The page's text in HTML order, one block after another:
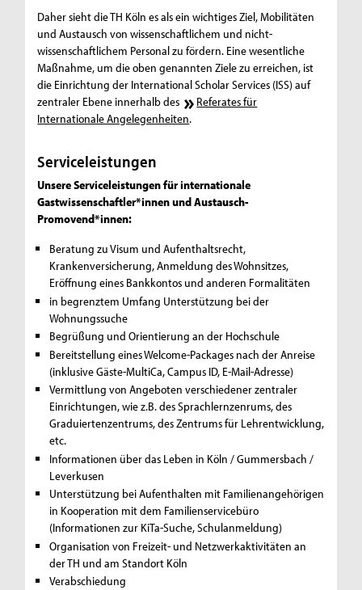
Daher sieht die TH Köln es als ein wichtiges Ziel, Mobilitäten
und Austausch von wissenschaftlichem und nicht-
wissenschaftlichem Personal zu fördern. Eine wesentliche
Maßnahme, um die oben genannten Ziele zu erreichen, ist
die Einrichtung der International Scholar Services (ISS) auf
zentraler Ebene innerhalb des
Referates für
Internationale Angelegenheiten.
Serviceleistungen
Unsere Serviceleistungen für internationale
Gastwissenschaftler*innen und Austausch-
Promovend*innen:
Beratung zu Visum und Aufenthaltsrecht,
Krankenversicherung, Anmeldung des Wohnsitzes,
Eröffnung eines Bankkontos und anderen Formalitäten
in begrenztem Umfang Unterstützung bei der
Wohnungssuche
Begrüßung und Orientierung an der Hochschule
Bereitstellung eines Welcome-Packages nach der Anreise
(inklusive Gäste-MultiCa, Campus ID, E-Mail-Adresse)
Vermittlung von Angeboten verschiedener zentraler
Einrichtungen, wie z.B. des Sprachlernzenrums, des
Graduiertenzentrums, des Zentrums für Lehrentwicklung,
etc.
Informationen über das Leben in Köln / Gummersbach /
Leverkusen
Unterstützung bei Aufenthalten mit Familienangehörigen
in Kooperation mit dem Familienservicebüro
(Informationen zur KiTa-Suche, Schulanmeldung)
Organisation von Freizeit- und Netzwerkaktivitäten an
der TH und am Standort Köln
Verabschiedung